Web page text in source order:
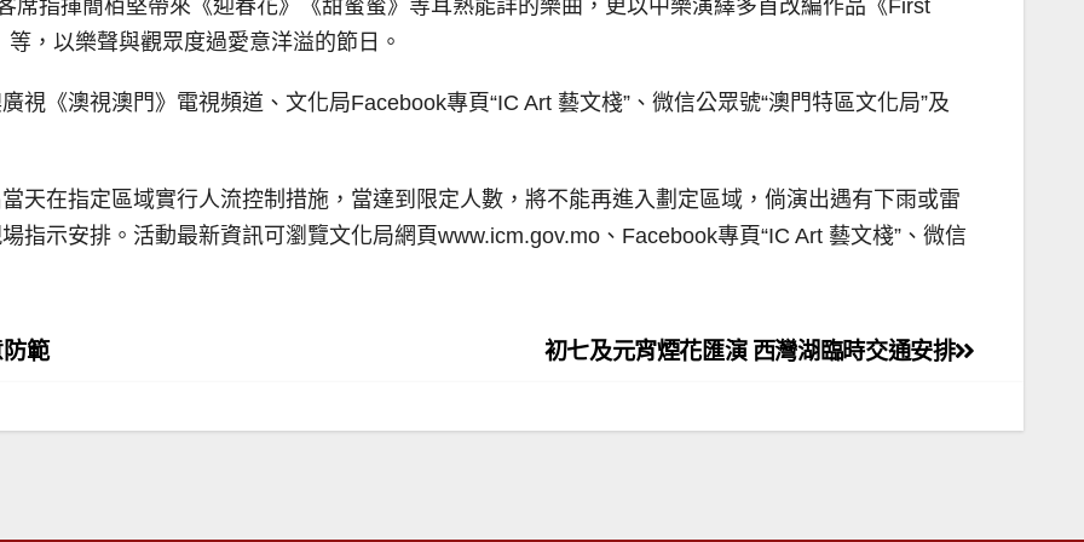
席指揮簡栢堅帶來《迎春花》《甜蜜蜜》等耳熟能詳的樂曲，更以中樂演繹多首改編作品《First
，以樂聲與觀眾度過愛意洋溢的節日。
視《澳視澳門》電視頻道、文化局Facebook專頁“IC Art 藝文棧”、微信公眾號“澳門特區文化局”及
天在指定區域實行人流控制措施，當達到限定人數，將不能再進入劃定區域，倘演出遇有下雨或雷
指示安排。活動最新資訊可瀏覽文化局網頁www.icm.gov.mo、Facebook專頁“IC Art 藝文棧”、微信
初七及元宵煙花匯演 西灣湖臨時交通安排
範